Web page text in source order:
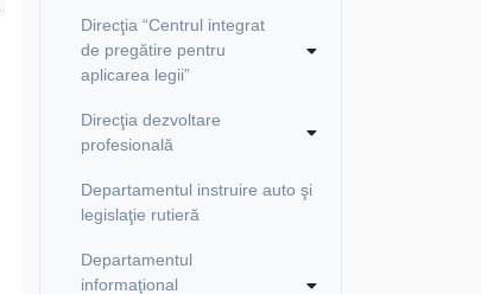
Direcţia “Centrul integrat
de pregătire pentru
aplicarea legii”
Direcţia dezvoltare
profesională
Departamentul instruire auto şi
legislaţie rutieră
Departamentul
informaţional